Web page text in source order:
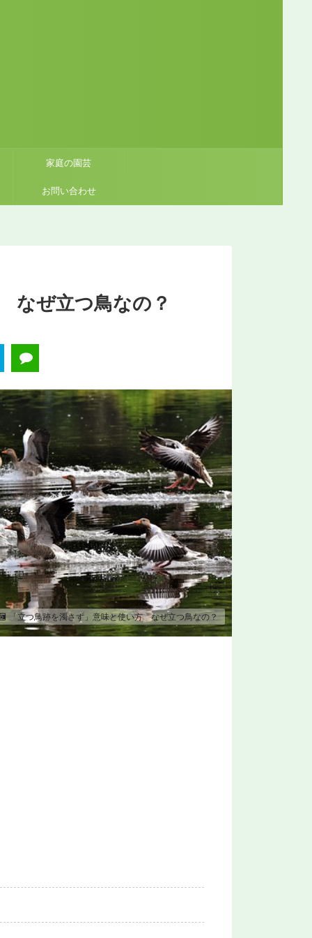
家庭の園芸
お問い合わせ
なぜ立つ鳥なの？
「立つ鳥跡を濁さず」意味と使い方 なぜ立つ鳥なの？